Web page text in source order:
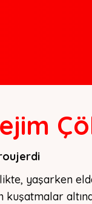
yaşarken
kuşatmalar